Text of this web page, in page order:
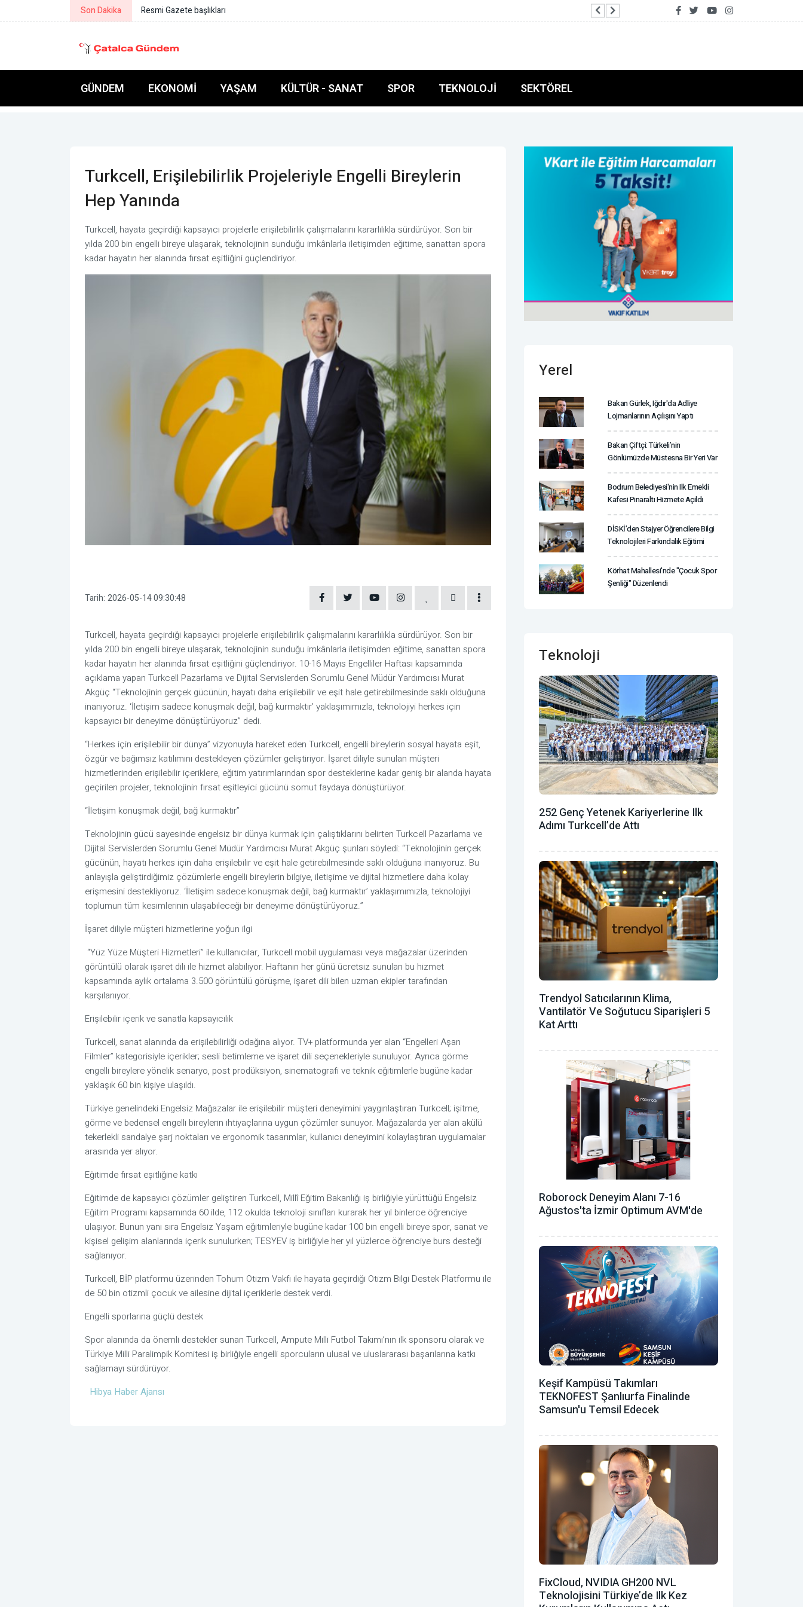
Son Dakika Bakan Çiftçi: Türkeli’nin gönlümüzde müstesna bir yeri var Dışişleri Bakanlığı'nda Suriye gündemli
GÜNDEM EKONOMI YAŞAM KÜLTÜR - SANAT SPOR TEKNOLOJI SEKTÖREL
Turkcell, Erişilebilirlik Projeleriyle Engelli Bireylerin
Hep Yanında
Turkcell, hayata geçirdiği kapsayıcı projelerle erişilebilirlik çalışmalarını kararlılıkla sürdürüyor. Son bir
yılda 200 bin engelli bireye ulaşarak, teknolojinin sunduğu imkânlarla iletişimden eğitime, sanattan spora
kadar hayatın her alanında fırsat eşitliğini güçlendiriyor.
Tarih: 2026-05-14 09:30:48
Turkcell, hayata geçirdiği kapsayıcı projelerle erişilebilirlik çalışmalarını kararlılıkla sürdürüyor. Son bir
yılda 200 bin engelli bireye ulaşarak, teknolojinin sunduğu imkânlarla iletişimden eğitime, sanattan spora
kadar hayatın her alanında fırsat eşitliğini güçlendiriyor. 10-16 Mayıs Engelliler Haftası kapsamında
açıklama yapan Turkcell Pazarlama ve Dijital Servislerden Sorumlu Genel Müdür Yardımcısı Murat
Akgüç “Teknolojinin gerçek gücünün, hayatı daha erişilebilir ve eşit hale getirebilmesinde saklı olduğuna
inanıyoruz. ‘İletişim sadece konuşmak değil, bağ kurmaktır’ yaklaşımımızla, teknolojiyi herkes için
kapsayıcı bir deneyime dönüştürüyoruz” dedi.
“Herkes için erişilebilir bir dünya” vizyonuyla hareket eden Turkcell, engelli bireylerin sosyal hayata eşit,
özgür ve bağımsız katılımını destekleyen çözümler geliştiriyor. İşaret diliyle sunulan müşteri
hizmetlerinden erişilebilir içeriklere, eğitim yatırımlarından spor desteklerine kadar geniş bir alanda hayata
geçirilen projeler, teknolojinin fırsat eşitleyici gücünü somut faydaya dönüştürüyor.
“İletişim konuşmak değil, bağ kurmaktır”
Teknolojinin gücü sayesinde engelsiz bir dünya kurmak için çalıştıklarını belirten Turkcell Pazarlama ve
Dijital Servislerden Sorumlu Genel Müdür Yardımcısı Murat Akgüç şunları söyledi: “Teknolojinin gerçek
gücünün, hayatı herkes için daha erişilebilir ve eşit hale getirebilmesinde saklı olduğuna inanıyoruz. Bu
anlayışla geliştirdiğimiz çözümlerle engelli bireylerin bilgiye, iletişime ve dijital hizmetlere daha kolay
erişmesini destekliyoruz. ‘İletişim sadece konuşmak değil, bağ kurmaktır’ yaklaşımımızla, teknolojiyi
toplumun tüm kesimlerinin ulaşabileceği bir deneyime dönüştürüyoruz.”
İşaret diliyle müşteri hizmetlerine yoğun ilgi
görüntülü olarak işaret dili ile hizmet alabiliyor. Haftanın her günü ücretsiz sunulan bu hizmet
kapsamında aylık ortalama 3.500 görüntülü görüşme, işaret dili bilen uzman ekipler tarafından
karşılanıyor.
Erişilebilir içerik ve sanatla kapsayıcılık
Turkcell, sanat alanında da erişilebilirliği odağına alıyor. TV+ platformunda yer alan “Engelleri Aşan
Filmler” kategorisiyle içerikler; sesli betimleme ve işaret dili seçenekleriyle sunuluyor. Ayrıca görme
engelli bireylere yönelik senaryo, post prodüksiyon, sinematografi ve teknik eğitimlerle bugüne kadar
yaklaşık 60 bin kişiye ulaşıldı.
Türkiye genelindeki Engelsiz Mağazalar ile erişilebilir müşteri deneyimini yaygınlaştıran Turkcell; işitme,
görme ve bedensel engelli bireylerin ihtiyaçlarına uygun çözümler sunuyor. Mağazalarda yer alan akülü
tekerlekli sandalye şarj noktaları ve ergonomik tasarımlar, kullanıcı deneyimini kolaylaştıran uygulamalar
arasında yer alıyor.
Eğitimde fırsat eşitliğine katkı
Eğitimde de kapsayıcı çözümler geliştiren Turkcell, Millî Eğitim Bakanlığı iş birliğiyle yürüttüğü Engelsiz
Eğitim Programı kapsamında 60 ilde, 112 okulda teknoloji sınıfları kurarak her yıl binlerce öğrenciye
ulaşıyor. Bunun yanı sıra Engelsiz Yaşam eğitimleriyle bugüne kadar 100 bin engelli bireye spor, sanat ve
kişisel gelişim alanlarında içerik sunulurken; TESYEV iş birliğiyle her yıl yüzlerce öğrenciye burs desteği
sağlanıyor.
Turkcell, BİP platformu üzerinden Tohum Otizm Vakfı ile hayata geçirdiği Otizm Bilgi Destek Platformu ile
de 50 bin otizmli çocuk ve ailesine dijital içeriklerle destek verdi.
Engelli sporlarına güçlü destek
Spor alanında da önemli destekler sunan Turkcell, Ampute Milli Futbol Takımı’nın ilk sponsoru olarak ve
Türkiye Milli Paralimpik Komitesi iş birliğiyle engelli sporcuların ulusal ve uluslararası başarılarına katkı
sağlamayı sürdürüyor.
Hibya Haber Ajansı
Yerel
Bakan Gürlek, Iğdır'da Adliye
Lojmanlarının Açılışını Yaptı
Bakan Çiftçi: Türkeli’nin
Gönlümüzde Müstesna Bir Yeri Var
Bodrum Belediyesi'nin Ilk Emekli
Kafesi Pinaraltı Hizmete Açıldı
DİSKİ’den Stajyer Öğrencilere Bilgi
Teknolojileri Farkındalık Eğitimi
Körhat Mahallesi'nde "Çocuk Spor
Şenliği" Düzenlendi
Teknoloji
252 Genç Yetenek Kariyerlerine Ilk
Adımı Turkcell’de Attı
Trendyol Satıcılarının Klima,
Vantilatör ‎ve Soğutucu Siparişleri 5
Kat Arttı
Roborock Deneyim Alanı 7-16
Ağustos'ta İzmir Optimum AVM'de
Keşif Kampüsü Takımları
TEKNOFEST Şanlıurfa Finalinde
Samsun'u Temsil Edecek
FixCloud, NVIDIA GH200 NVL
Teknolojisini Türkiye’de Ilk Kez